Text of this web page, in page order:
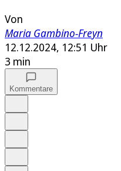
Von
Maria Gambino-Freyn
12.12.2024, 12:51 Uhr
3 min
Kommentare